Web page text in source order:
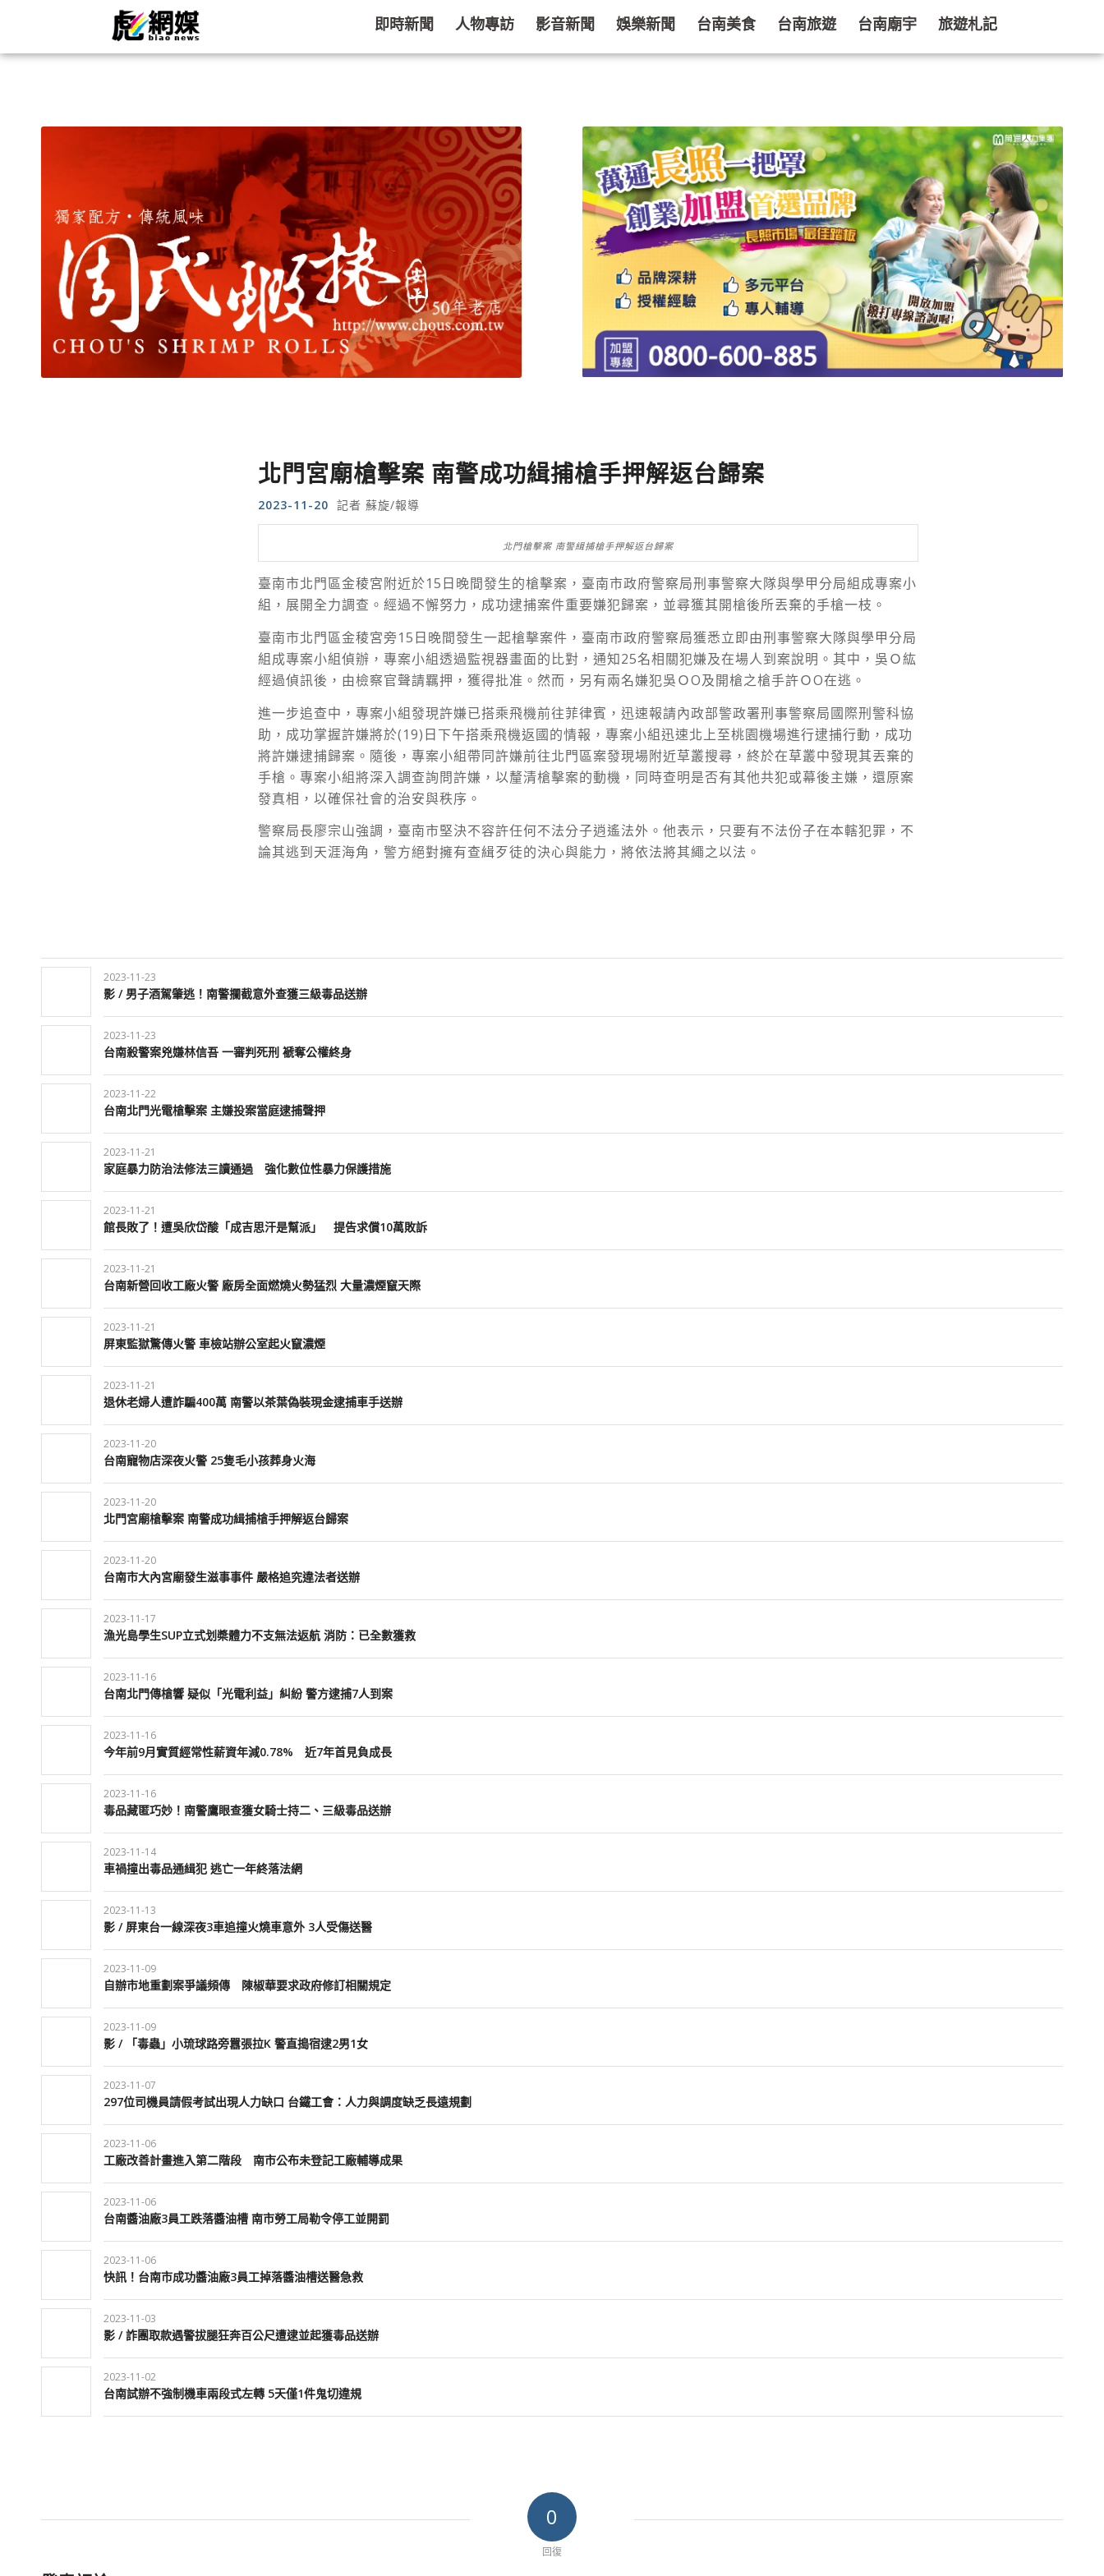
即時新聞 人物專訪 影音新聞 娛樂新聞 台南美食 台南旅遊 台南廟宇 旅遊札記
北門宮廟槍擊案 南警成功緝捕槍手押解返台歸案
2023-11-20 記者 蘇旋/報導
北門槍擊案 南警緝捕槍手押解返台歸案
臺南市北門區金稜宮附近於15日晚間發生的槍擊案，臺南市政府警察局刑事警察大隊與學甲分局組成專案小
組，展開全力調查。經過不懈努力，成功逮捕案件重要嫌犯歸案，並尋獲其開槍後所丟棄的手槍一枝。
臺南市北門區金稜宮旁15日晚間發生一起槍擊案件，臺南市政府警察局獲悉立即由刑事警察大隊與學甲分局
組成專案小組偵辦，專案小組透過監視器畫面的比對，通知25名相關犯嫌及在場人到案說明。其中，吳Ｏ紘
經過偵訊後，由檢察官聲請羈押，獲得批准。然而，另有兩名嫌犯吳ＯO及開槍之槍手許ＯO在逃。
進一步追查中，專案小組發現許嫌已搭乘飛機前往菲律賓，迅速報請內政部警政署刑事警察局國際刑警科協
助，成功掌握許嫌將於(19)日下午搭乘飛機返國的情報，專案小組迅速北上至桃園機場進行逮捕行動，成功
將許嫌逮捕歸案。隨後，專案小組帶同許嫌前往北門區案發現場附近草叢搜尋，終於在草叢中發現其丟棄的
手槍。專案小組將深入調查詢問許嫌，以釐清槍擊案的動機，同時查明是否有其他共犯或幕後主嫌，還原案
發真相，以確保社會的治安與秩序。
警察局長廖宗山強調，臺南市堅決不容許任何不法分子逍遙法外。他表示，只要有不法份子在本轄犯罪，不
論其逃到天涯海角，警方絕對擁有查緝歹徒的決心與能力，將依法將其繩之以法。
2023-11-23
影 / 男子酒駕肇逃！南警攔截意外查獲三級毒品送辦
2023-11-23
台南殺警案兇嫌林信吾 一審判死刑 褫奪公權終身
2023-11-22
台南北門光電槍擊案 主嫌投案當庭逮捕聲押
2023-11-21
家庭暴力防治法修法三讀通過 強化數位性暴力保護措施
2023-11-21
館長敗了！遭吳欣岱酸「成吉思汗是幫派」 提告求償10萬敗訴
2023-11-21
台南新營回收工廠火警 廠房全面燃燒火勢猛烈 大量濃煙竄天際
2023-11-21
屏東監獄驚傳火警 車檢站辦公室起火竄濃煙
2023-11-21
退休老婦人遭詐騙400萬 南警以茶葉偽裝現金逮捕車手送辦
2023-11-20
台南寵物店深夜火警 25隻毛小孩葬身火海
2023-11-20
北門宮廟槍擊案 南警成功緝捕槍手押解返台歸案
2023-11-20
台南市大內宮廟發生滋事事件 嚴格追究違法者送辦
2023-11-17
漁光島學生SUP立式划槳體力不支無法返航 消防：已全數獲救
2023-11-16
台南北門傳槍響 疑似「光電利益」糾紛 警方逮捕7人到案
2023-11-16
今年前9月實質經常性薪資年減0.78% 近7年首見負成長
2023-11-16
毒品藏匿巧妙！南警鷹眼查獲女騎士持二、三級毒品送辦
2023-11-14
車禍撞出毒品通緝犯 逃亡一年終落法網
2023-11-13
影 / 屏東台一線深夜3車追撞火燒車意外 3人受傷送醫
2023-11-09
自辦市地重劃案爭議頻傳 陳椒華要求政府修訂相關規定
2023-11-09
影 / 「毒蟲」小琉球路旁囂張拉K 警直搗宿逮2男1女
2023-11-07
297位司機員請假考試出現人力缺口 台鐵工會：人力與調度缺乏長遠規劃
2023-11-06
工廠改善計畫進入第二階段 南市公布未登記工廠輔導成果
2023-11-06
台南醬油廠3員工跌落醬油槽 南市勞工局勒令停工並開罰
2023-11-06
快訊！台南市成功醬油廠3員工掉落醬油槽送醫急救
2023-11-03
影 / 詐團取款遇警拔腿狂奔百公尺遭逮並起獲毒品送辦
2023-11-02
台南試辦不強制機車兩段式左轉 5天僅1件鬼切違規
0
回復